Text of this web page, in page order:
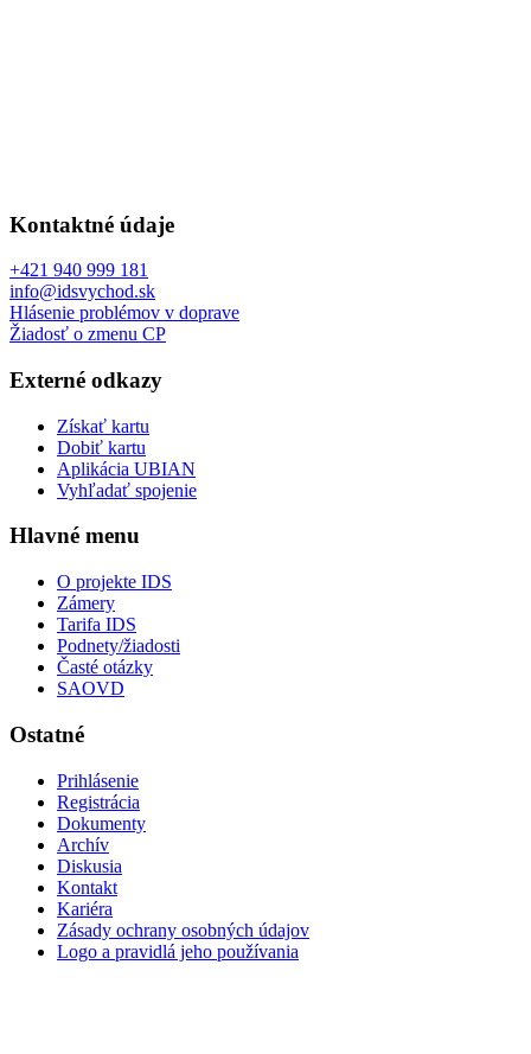
Kontaktné údaje
+421 940 999 181
info@idsvychod.sk
Hlásenie problémov v doprave
Žiadosť o zmenu CP
Externé odkazy
Získať kartu
Dobiť kartu
Aplikácia UBIAN
Vyhľadať spojenie
Hlavné menu
O projekte IDS
Zámery
Tarifa IDS
Podnety/žiadosti
Časté otázky
SAOVD
Ostatné
Prihlásenie
Registrácia
Dokumenty
Archív
Diskusia
Kontakt
Kariéra
Zásady ochrany osobných údajov
Logo a pravidlá jeho používania